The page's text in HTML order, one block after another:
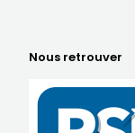
Nous retrouver